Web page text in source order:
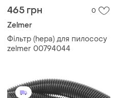
465 грн 0
Zelmer
Фільтр (hepa) для пилососу
zelmer 00794044